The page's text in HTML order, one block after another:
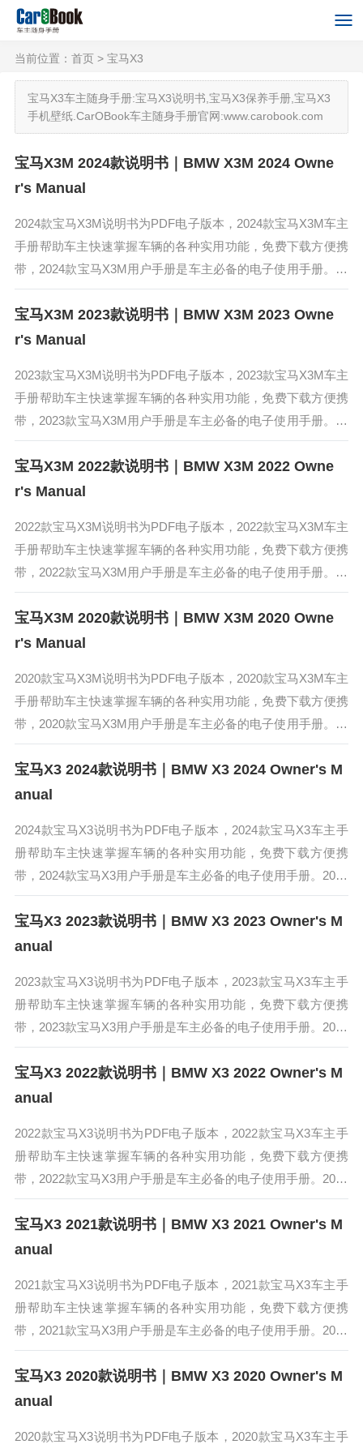
当前位置： 首页 > 宝马X3
宝马X3车主随身手册:宝马X3说明书,宝马X3保养手册,宝马X3
手机壁纸.CarOBook车主随身手册官网:www.carobook.com
宝马X3M 2024款说明书｜BMW X3M 2024 Owne
r's Manual
2024款宝马X3M说明书为PDF电子版本，2024款宝马X3M车主
手册帮助车主快速掌握车辆的各种实用功能，免费下载方便携
带，2024款宝马X3M用户手册是车主必备的电子使用手册。20
24款宝马X3M从逐猎赛道到释放野性，创新BMW X3M...
宝马X3M 2023款说明书｜BMW X3M 2023 Owne
r's Manual
2023款宝马X3M说明书为PDF电子版本，2023款宝马X3M车主
手册帮助车主快速掌握车辆的各种实用功能，免费下载方便携
带，2023款宝马X3M用户手册是车主必备的电子使用手册。20
23款宝马X3M延续了宝马一贯的优雅与动感，同时加入了一...
宝马X3M 2022款说明书｜BMW X3M 2022 Owne
r's Manual
2022款宝马X3M说明书为PDF电子版本，2022款宝马X3M车主
手册帮助车主快速掌握车辆的各种实用功能，免费下载方便携
带，2022款宝马X3M用户手册是车主必备的电子使用手册。20
22款宝马X3M全身采用黑化的设计，对大灯和格栅造型进行...
宝马X3M 2020款说明书｜BMW X3M 2020 Owne
r's Manual
2020款宝马X3M说明书为PDF电子版本，2020款宝马X3M车主
手册帮助车主快速掌握车辆的各种实用功能，免费下载方便携
带，2020款宝马X3M用户手册是车主必备的电子使用手册。20
20款宝马X3M前脸采用黑色双肾进气格栅，拥有更具侵略性...
宝马X3 2024款说明书｜BMW X3 2024 Owner's M
anual
2024款宝马X3说明书为PDF电子版本，2024款宝马X3车主手
册帮助车主快速掌握车辆的各种实用功能，免费下载方便携
带，2024款宝马X3用户手册是车主必备的电子使用手册。2024
款宝马X3采用了宝马最新的家族式设计，前脸修长，其流线型
车...
宝马X3 2023款说明书｜BMW X3 2023 Owner's M
anual
2023款宝马X3说明书为PDF电子版本，2023款宝马X3车主手
册帮助车主快速掌握车辆的各种实用功能，免费下载方便携
带，2023款宝马X3用户手册是车主必备的电子使用手册。2023
款宝马X3保持了经典的双肾式格栅和宽大的前脸造型，同时底
部...
宝马X3 2022款说明书｜BMW X3 2022 Owner's M
anual
2022款宝马X3说明书为PDF电子版本，2022款宝马X3车主手
册帮助车主快速掌握车辆的各种实用功能，免费下载方便携
带，2022款宝马X3用户手册是车主必备的电子使用手册。2022
款宝马X3依旧配备大尺寸的双肾型进气格栅，搭配带三角形垂
直...
宝马X3 2021款说明书｜BMW X3 2021 Owner's M
anual
2021款宝马X3说明书为PDF电子版本，2021款宝马X3车主手
册帮助车主快速掌握车辆的各种实用功能，免费下载方便携
带，2021款宝马X3用户手册是车主必备的电子使用手册。2021
款宝马X3对内饰进行了升级，增加了智能感应氛围灯和前排中
国...
宝马X3 2020款说明书｜BMW X3 2020 Owner's M
anual
2020款宝马X3说明书为PDF电子版本，2020款宝马X3车主手